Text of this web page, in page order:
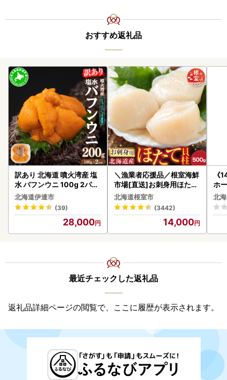
おすすめ返礼品
訳あり 北海道 噴火湾産 塩
水 バフンウニ 100g 2パッ
ク 計200g 《アフター保証
付き》うに ウニ 雲丹 海鮮
海の幸 魚介類 ウニ丼 お寿
司 濃厚 無添加 産地直送 お
取り寄せ 山村水産 送料無
北海道伊達市
(39)
28,000
＼漁業者応援品／根室海鮮
市場[直送]お刺身用ほたて
貝柱500g A-28002
北海道根室市
(3442)
14,000
《
ホ
( 飲
ク
贈
い
北
最近チェックした返礼品
返礼品詳細ページの閲覧で、ここに履歴が表示されます。